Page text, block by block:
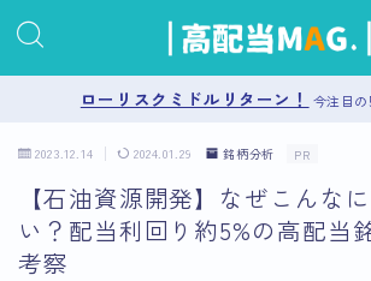
お問い合わせ
プライバシーポリシー
ローリスクミドルリターン！ 今注目
2023.12.14 2024.01.29 銘柄分析 PR
【石油資源開発】なぜこんな
い？配当利回り約5%の高配当
考察